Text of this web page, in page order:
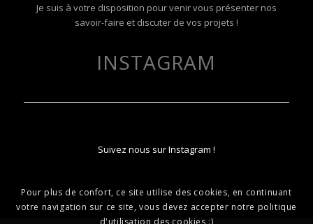
Je suis à votre disposition pour venir vous présenter nos
savoir-faire et discuter de vos projets !
INSTAGRAM
Suivez nous sur Instagram !
Pour plus de confort, ce site utilise des cookies, en continuant
votre navigation sur ce site, vous devez accepter notre politique